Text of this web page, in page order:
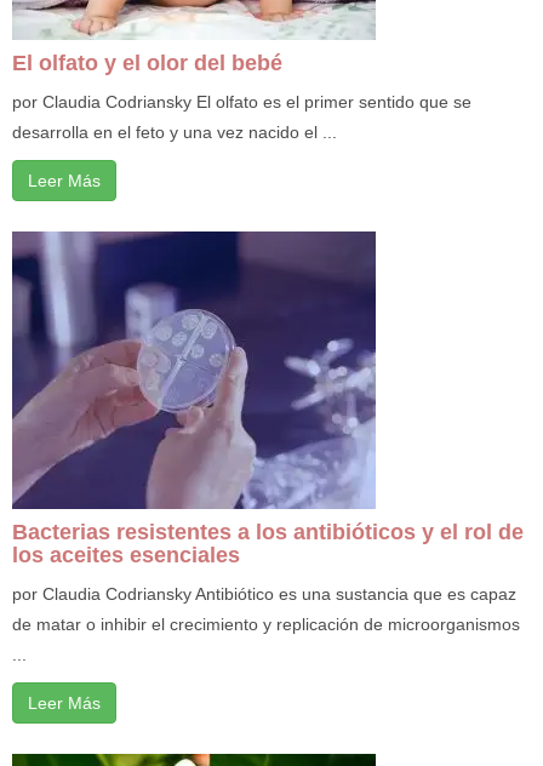
El olfato y el olor del bebé
por Claudia Codriansky El olfato es el primer sentido que se
desarrolla en el feto y una vez nacido el ...
Leer Más
Bacterias resistentes a los antibióticos y el rol de
los aceites esenciales
por Claudia Codriansky Antibiótico es una sustancia que es capaz
de matar o inhibir el crecimiento y replicación de microorganismos
Leer Más